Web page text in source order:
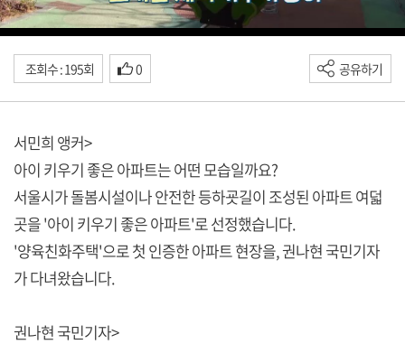
조회수 : 195회 0 공유하기
서민희 앵커>
아이 키우기 좋은 아파트는 어떤 모습일까요?
서울시가 돌봄시설이나 안전한 등하굣길이 조성된 아파트 여덟
곳을 '아이 키우기 좋은 아파트'로 선정했습니다.
'양육친화주택'으로 첫 인증한 아파트 현장을, 권나현 국민기자
가 다녀왔습니다.
권나현 국민기자>